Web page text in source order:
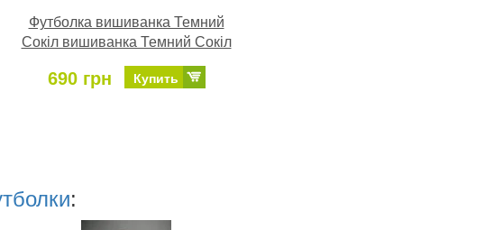
Футболка вишиванка Темний
Сокіл вишиванка Темний Сокіл
690 грн Купить
: